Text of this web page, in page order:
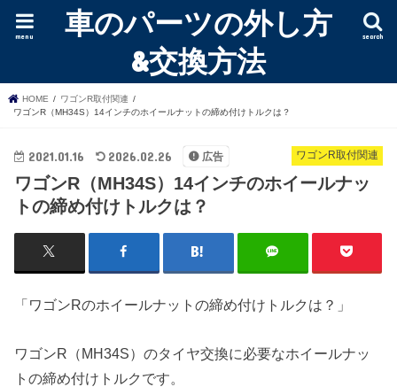
車のパーツの外し方
&交換方法
search
menu
HOME
ワゴンR取付関連
ワゴンR（MH34S）14インチのホイールナットの締め付けトルクは？
ワゴンR取付関連
2021.01.16 2026.02.26 広告
ワゴンR（MH34S）14インチのホイールナッ
トの締め付けトルクは？
「ワゴンRのホイールナットの締め付けトルクは？」
ワゴンR（MH34S）のタイヤ交換に必要なホイールナッ
トの締め付けトルクです。